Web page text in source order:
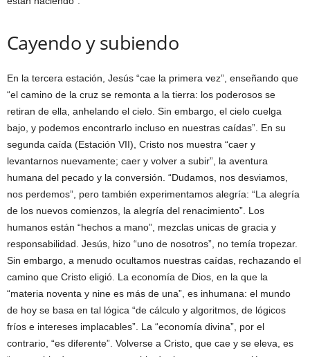
Cayendo y subiendo
En la tercera estación, Jesús “cae la primera vez”, enseñando que
“el camino de la cruz se remonta a la tierra: los poderosos se
retiran de ella, anhelando el cielo. Sin embargo, el cielo cuelga
bajo, y podemos encontrarlo incluso en nuestras caídas”. En su
segunda caída (Estación VII), Cristo nos muestra “caer y
levantarnos nuevamente; caer y volver a subir”, la aventura
humana del pecado y la conversión. “Dudamos, nos desviamos,
nos perdemos”, pero también experimentamos alegría: “La alegría
de los nuevos comienzos, la alegría del renacimiento”. Los
humanos están “hechos a mano”, mezclas unicas de gracia y
responsabilidad. Jesús, hizo “uno de nosotros”, no temía tropezar.
Sin embargo, a menudo ocultamos nuestras caídas, rechazando el
camino que Cristo eligió. La economía de Dios, en la que la
“materia noventa y nine es más de una”, es inhumana: el mundo
de hoy se basa en tal lógica “de cálculo y algoritmos, de lógicos
fríos e intereses implacables”. La “economía divina”, por el
contrario, “es diferente”. Volverse a Cristo, que cae y se eleva, es